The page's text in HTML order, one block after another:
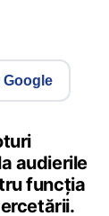
Google
audierile
funcția